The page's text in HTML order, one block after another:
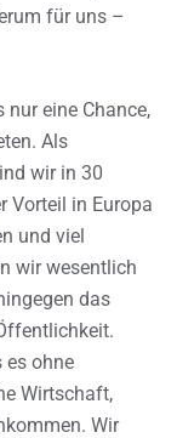
für uns –
eine Chance,
Als
wir in 30
Vorteil in Europa
und viel
wir wesentlich
das
es ohne
Wirtschaft,
Wir